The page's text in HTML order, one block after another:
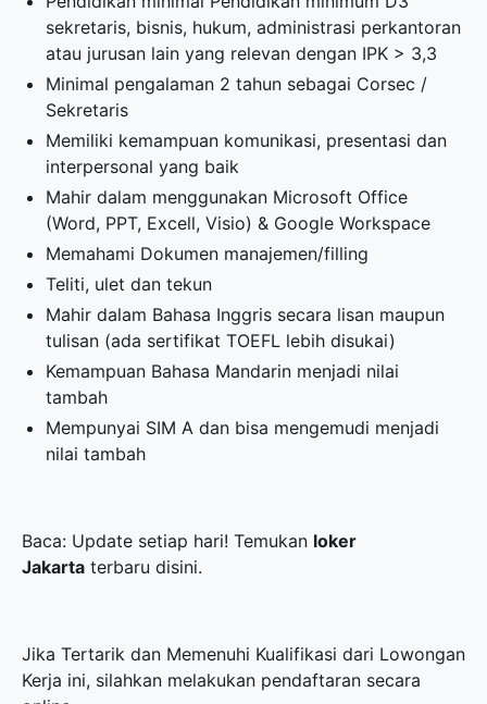
sekretaris, bisnis, hukum, administrasi perkantoran
atau jurusan lain yang relevan dengan IPK > 3,3
Minimal pengalaman 2 tahun sebagai Corsec /
Sekretaris
Memiliki kemampuan komunikasi, presentasi dan
interpersonal yang baik
Mahir dalam menggunakan Microsoft Office
(Word, PPT, Excell, Visio) & Google Workspace
Memahami Dokumen manajemen/filling
Teliti, ulet dan tekun
Mahir dalam Bahasa Inggris secara lisan maupun
tulisan (ada sertifikat TOEFL lebih disukai)
Kemampuan Bahasa Mandarin menjadi nilai
tambah
Mempunyai SIM A dan bisa mengemudi menjadi
nilai tambah
Baca: Update setiap hari! Temukan loker
Jakarta terbaru disini.
Jika Tertarik dan Memenuhi Kualifikasi dari Lowongan
Kerja ini, silahkan melakukan pendaftaran secara